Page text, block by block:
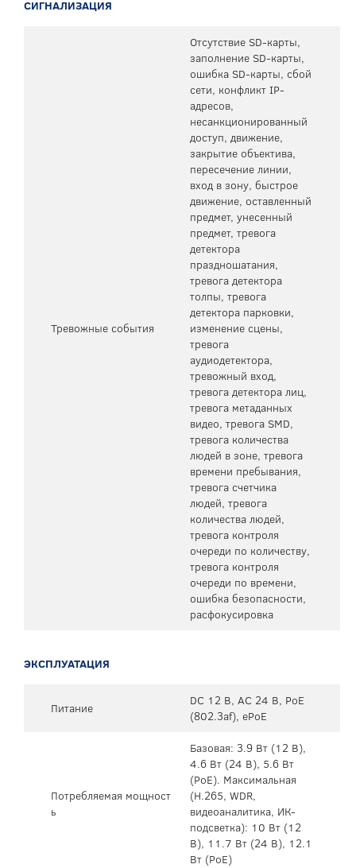
СИГНАЛИЗАЦИЯ
Тревожные события
Отсутствие SD-карты,
заполнение SD-карты,
ошибка SD-карты, сбой
сети, конфликт IP-
адресов,
несанкционированный
доступ, движение,
закрытие объектива,
пересечение линии,
вход в зону, быстрое
движение, оставленный
предмет, унесенный
предмет, тревога
детектора
праздношатания,
тревога детектора
толпы, тревога
детектора парковки,
изменение сцены,
тревога
аудиодетектора,
тревожный вход,
тревога детектора лиц,
тревога метаданных
видео, тревога SMD,
тревога количества
людей в зоне, тревога
времени пребывания,
тревога счетчика
людей, тревога
количества людей,
тревога контроля
очереди по количеству,
тревога контроля
очереди по времени,
ошибка безопасности,
расфокусировка
ЭКСПЛУАТАЦИЯ
Питание
DC 12 В, AC 24 В, PoE
(802.3af), ePoE
Потребляемая мощност
ь
Базовая: 3.9 Вт (12 В),
4.6 Вт (24 В), 5.6 Вт
(PoE). Максимальная
(H.265, WDR,
видеоаналитика, ИК-
подсветка): 10 Вт (12
В), 11.7 Вт (24 В), 12.1
Вт (PoE)